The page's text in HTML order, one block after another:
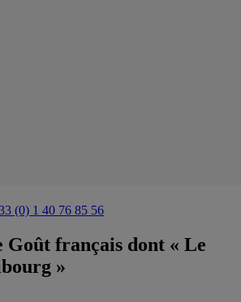
(0) 1 40 76 85 56
Goût français dont « Le
»